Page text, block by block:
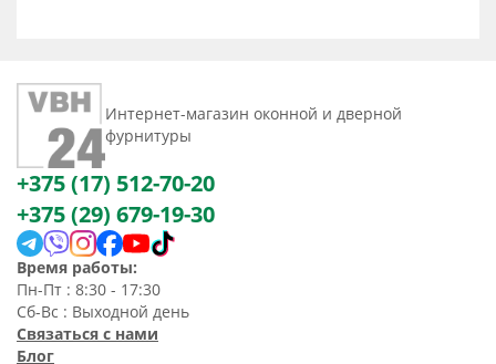
неравномерной нагрузки
из-за перекосов и
напряжения при
открывании-закрывании.
выбор. Мы предлагаем
Интернет-магазин оконной и дверной
фурнитуры
+375 (17) 512-70-20
+375 (29) 679-19-30
Время работы:
Пн-Пт : 8:30 - 17:30
Сб-Вс : Выходной день
Связаться с нами
Блог